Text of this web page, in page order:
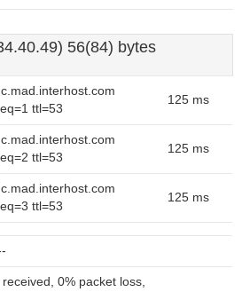
56(84) bytes
ttl=53
125 ms
ttl=53
125 ms
ttl=53
125 ms
0% packet loss,